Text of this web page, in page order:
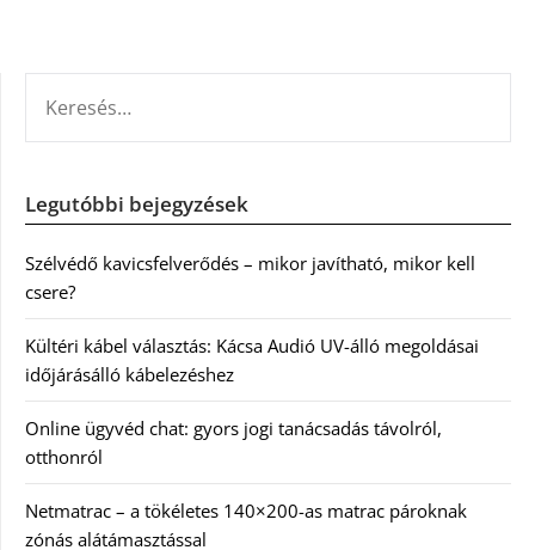
Legutóbbi bejegyzések
Szélvédő kavicsfelverődés – mikor javítható, mikor kell
csere?
Kültéri kábel választás: Kácsa Audió UV-álló megoldásai
időjárásálló kábelezéshez
Online ügyvéd chat: gyors jogi tanácsadás távolról,
otthonról
Netmatrac – a tökéletes 140×200-as matrac pároknak
zónás alátámasztással